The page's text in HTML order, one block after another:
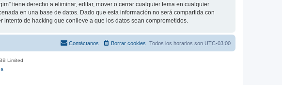
tiene derecho a eliminar, editar, mover o cerrar cualquier tema en cualquier
en una base de datos. Dado que esta información no será compartida con
de hacking que conlleve a que los datos sean comprometidos.
Todos los horarios son UTC-03:00
Borrar cookies
Contáctanos
Limited